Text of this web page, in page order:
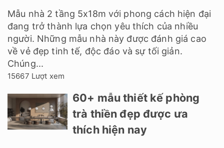
Mẫu nhà 2 tầng 5x18m với phong cách hiện đại
đang trở thành lựa chọn yêu thích của nhiều
người. Những mẫu nhà này được đánh giá cao
về vẻ đẹp tinh tế, độc đáo và sự tối giản.
Chúng...
15667 Lượt xem
60+ mẫu thiết kế phòng
trà thiền đẹp được ưa
thích hiện nay